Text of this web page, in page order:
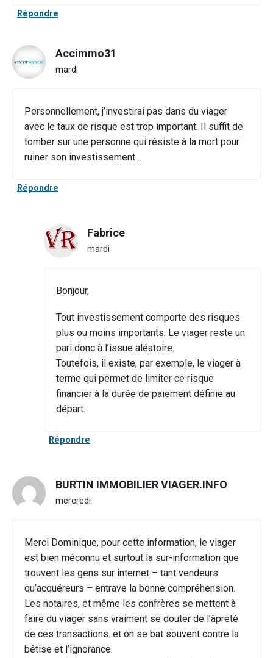
Répondre
Accimmo31
mardi
Personnellement, j’investirai pas dans du viager
avec le taux de risque est trop important. Il suffit de
tomber sur une personne qui résiste à la mort pour
ruiner son investissement…
Répondre
Fabrice
mardi
Bonjour,
Tout investissement comporte des risques
plus ou moins importants. Le viager reste un
pari donc à l’issue aléatoire.
Toutefois, il existe, par exemple, le viager à
terme qui permet de limiter ce risque
financier à la durée de paiement définie au
départ.
Répondre
BURTIN IMMOBILIER VIAGER.INFO
mercredi
Merci Dominique, pour cette information, le viager
est bien méconnu et surtout la sur-information que
trouvent les gens sur internet – tant vendeurs
qu’acquéreurs – entrave la bonne compréhension.
Les notaires, et même les confrères se mettent à
faire du viager sans vraiment se douter de l’âpreté
de ces transactions. et on se bat souvent contre la
bêtise et l’ignorance.